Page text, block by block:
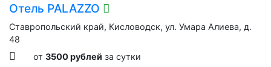
Отель PALAZZO
Ставропольский край, Кисловодск, ул. Умара Алиева, д.
48
от 3500 рублей за сутки